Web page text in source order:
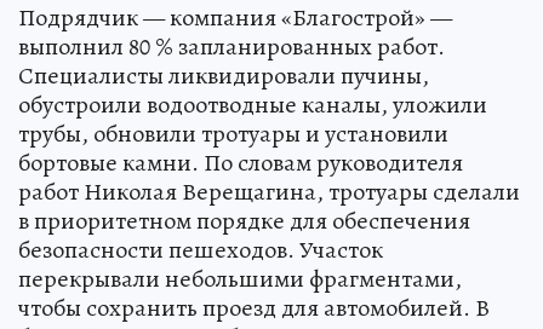
Подрядчик — компания «Благострой» —
выполнил 80 % запланированных работ.
Специалисты ликвидировали пучины,
обустроили водоотводные каналы, уложили
трубы, обновили тротуары и установили
бортовые камни. По словам руководителя
работ Николая Верещагина, тротуары сделали
в приоритетном порядке для обеспечения
безопасности пешеходов. Участок
перекрывали небольшими фрагментами,
чтобы сохранить проезд для автомобилей. В